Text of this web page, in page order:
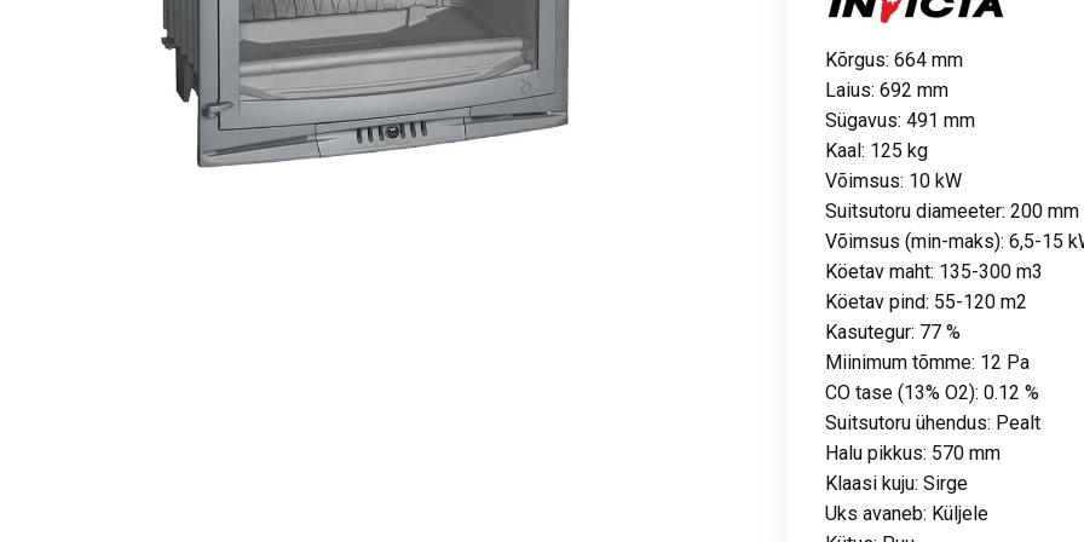
Kõrgus: 664 mm
Laius: 692 mm
Sügavus: 491 mm
Kaal: 125 kg
Võimsus: 10 kW
Suitsutoru diameeter: 200 mm
Võimsus (min-maks): 6,5-15
Köetav maht: 135-300 m3
Köetav pind: 55-120 m2
Kasutegur: 77 %
Miinimum tõmme: 12 Pa
CO tase (13% O2): 0.12 %
Suitsutoru ühendus: Pealt
Halu pikkus: 570 mm
Klaasi kuju: Sirge
Uks avaneb: Küljele